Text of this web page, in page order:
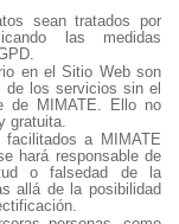
sean tratados por
las medidas
en el Sitio Web son
de los servicios sin el
de MIMATE. Ello no
gratuita.
a MIMATE
hará responsable de
o falsedad de la
allá de la posibilidad